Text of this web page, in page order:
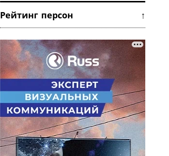
Рейтинг персон ↑